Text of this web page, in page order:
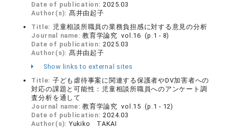
Date of publication:2025.03
Author(s): 髙井由起子
Title: 児童相談所職員の業務負担感に対する意見の分析
Journal name:教育学論究 vol.16 (p.1 - 8)
Date of publication:2025.03
Author(s): 髙井由起子
Show links to external sites
Title: 子ども虐待事案に関連する保護者やDV加害者への
対応の課題と可能性：児童相談所職員へのアンケート調
査分析を通して
Journal name:教育学論究 vol.15 (p.1 - 12)
Date of publication:2024.03
Author(s): Yukiko TAKAI